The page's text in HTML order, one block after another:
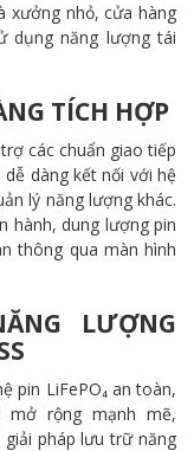
xưởng nhỏ, cửa hàng
dụng năng lượng tái
TÍCH HỢP
trợ các chuẩn giao tiếp
dễ dàng kết nối với hệ
lý năng lượng khác.
hành, dung lượng pin
thông qua màn hình
LƯỢNG
pin LiFePO₄ an toàn,
mở rộng mạnh mẽ,
giải pháp lưu trữ năng